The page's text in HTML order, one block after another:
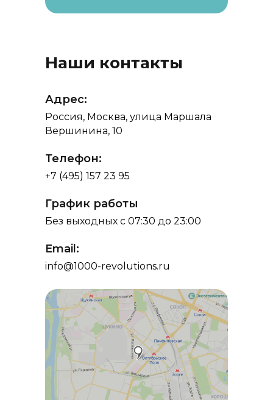
Наши контакты
Адрес:
Телефон:
Email:
График работы
Россия, Москва, улица Маршала
Вершинина, 10
Без выходных с 07:30 до 23:00
info@1000-revolutions.ru
+7 (495) 157 23 95